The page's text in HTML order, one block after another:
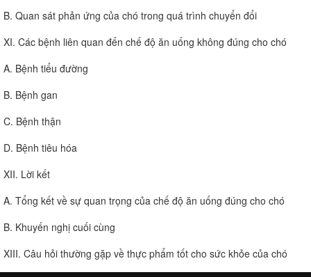
B. Quan sát phản ứng của chó trong quá trình chuyển đổi
XI. Các bệnh liên quan đến chế độ ăn uống không đúng cho chó
A. Bệnh tiểu đường
B. Bệnh gan
C. Bệnh thận
D. Bệnh tiêu hóa
XII. Lời kết
A. Tổng kết về sự quan trọng của chế độ ăn uống đúng cho chó
B. Khuyến nghị cuối cùng
XIII. Câu hỏi thường gặp về thực phẩm tốt cho sức khỏe của chó